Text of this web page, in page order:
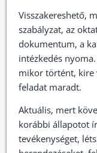
Visszakereshető,
szabályzat, az
dokumentum, a
intézkedés
mikor történt, kire
feladat maradt.
Aktuális, mert
korábbi állapotot
tevékenységet,